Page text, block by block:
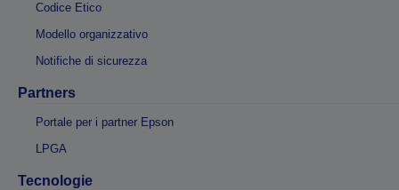
Codice Etico
Modello organizzativo
Notifiche di sicurezza
Partners
Portale per i partner Epson
LPGA
Tecnologie